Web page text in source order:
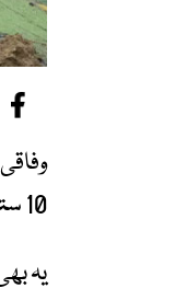
10 ستمبر تک جاری رہے گا اور آنے والا مون سون اس سے زیادہ شدت والا ہوگا۔
یہ